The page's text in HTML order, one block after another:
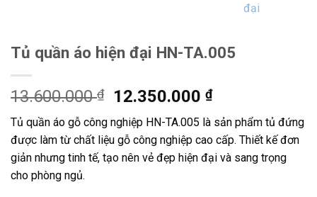
Tủ quần áo hiện đại HN-TA.005
13.600.000₫
Original
price
was:
13.600.000 ₫.
12.350.000₫Current
price
is:
12.350.000
Tủ quần áo gỗ công nghiệp HN-TA.005 là sản phẩm tủ đứng
được làm từ chất liệu gỗ công nghiệp cao cấp. Thiết kế đơn
giản nhưng tinh tế, tạo nên vẻ đẹp hiện đại và sang trọng
cho phòng ngủ.